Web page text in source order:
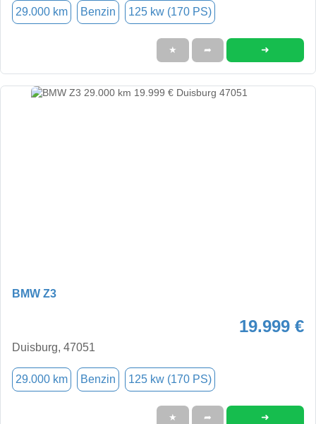
29.000 km Benzin 125 kw (170 PS)
★ ➦ ➜
BMW Z3
19.999 €
Duisburg, 47051
29.000 km Benzin 125 kw (170 PS)
★ ➦ ➜